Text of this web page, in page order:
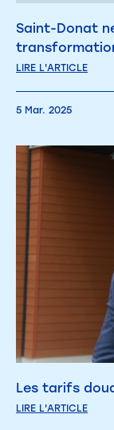
Saint-Donat
LIRE L'ARTICLE
5 Mar. 2025
Les tarifs
LIRE L'ARTICLE